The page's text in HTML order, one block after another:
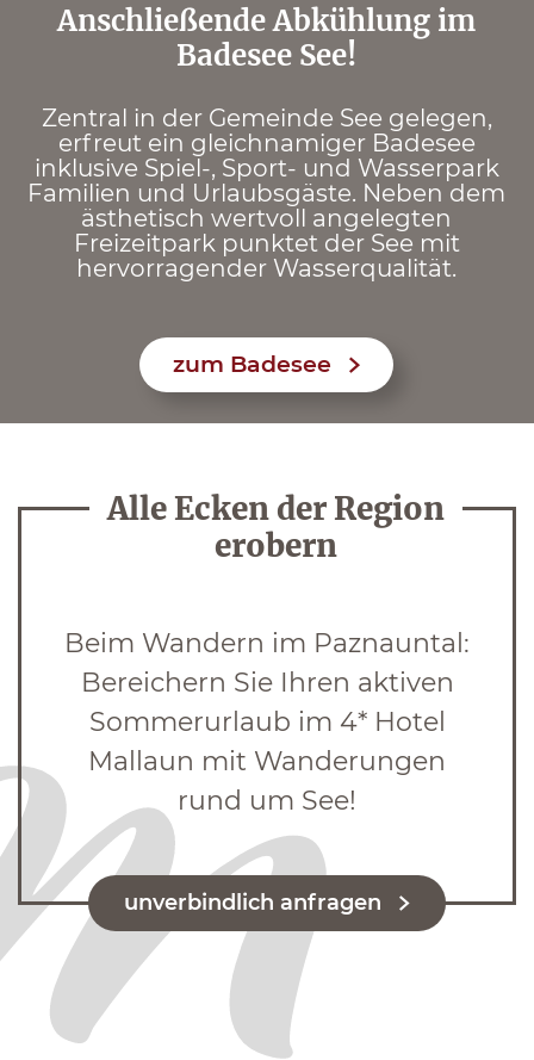
Anschließende Abkühlung im
Badesee See!
Zentral in der Gemeinde See gelegen,
erfreut ein gleichnamiger Badesee
inklusive Spiel-, Sport- und Wasserpark
Familien und Urlaubsgäste. Neben dem
ästhetisch wertvoll angelegten
Freizeitpark punktet der See mit
hervorragender Wasserqualität.
zum Badesee
Alle Ecken der Region
erobern
Beim Wandern im Paznauntal:
Bereichern Sie Ihren aktiven
Sommerurlaub im 4* Hotel
Mallaun mit Wanderungen
rund um See!
unverbindlich anfragen